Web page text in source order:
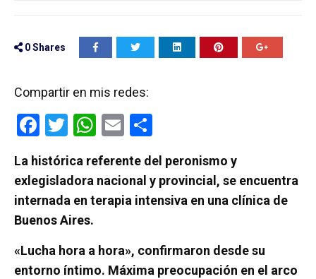
0Shares
Compartir en mis redes:
F
ce
b
o
o
k
T
tt
er
W
at
s
p
p
E
ail m
p
tir
La histórica referente del peronismo y
exlegisladora nacional y provincial, se encuentra
internada en terapia intensiva en una clínica de
Buenos Aires.
«Lucha hora a hora», confirmaron desde su
entorno íntimo. Máxima preocupación en el arco